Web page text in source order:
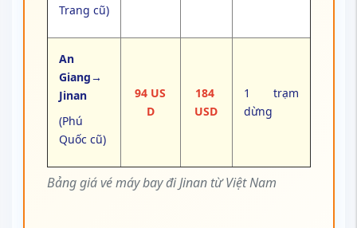
Bảng giá vé máy bay đi Jinan từ Việt Nam
Trang cũ)
An
Giang→
Jinan
(Phú
Quốc cũ)
94 US
D
184
USD
1 trạm
dừng